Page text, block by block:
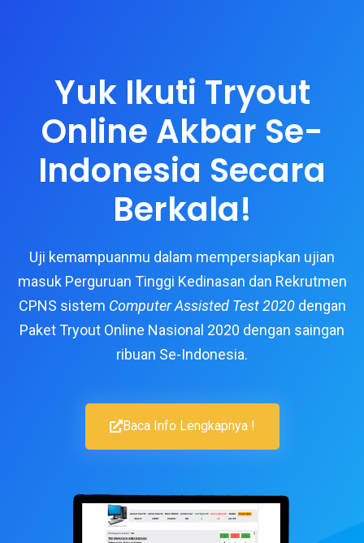
Yuk Ikuti Tryout
Online Akbar Se-
Indonesia Secara
Berkala!
Uji kemampuanmu dalam mempersiapkan ujian
masuk Perguruan Tinggi Kedinasan dan Rekrutmen
CPNS sistem Computer Assisted Test 2020dengan
Paket Tryout Online Nasional 2020 dengan saingan
ribuan Se-Indonesia.
Baca Info Lengkapnya !